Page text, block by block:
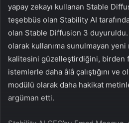
yapay zekayı kullanan Stable
teşebbüs olan Stability AI
olan Stable Diffusion 3 duyuruldu.
olarak kullanıma sunulmayan
kalitesini güzelleştirdiğini, birden
istemlerle daha âlâ çalıştığını ve
modülü olarak daha hakikat
argüman etti.